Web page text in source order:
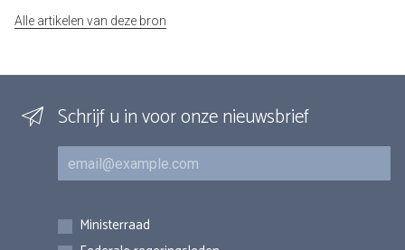
Alle artikelen van deze bron
Schrijf u in voor onze nieuwsbrief
E-mail
Inschrijvingen
Ministerraad